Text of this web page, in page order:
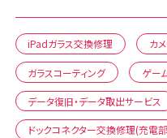
iPadガラス交換修理 カ
ガラスコーティング ゲー
データ復旧・データ取出サービス
ドックコネクター交換修理(充電